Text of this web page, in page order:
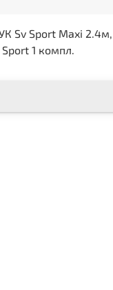
Sv Sport Maxi 2.4м,
1 компл.